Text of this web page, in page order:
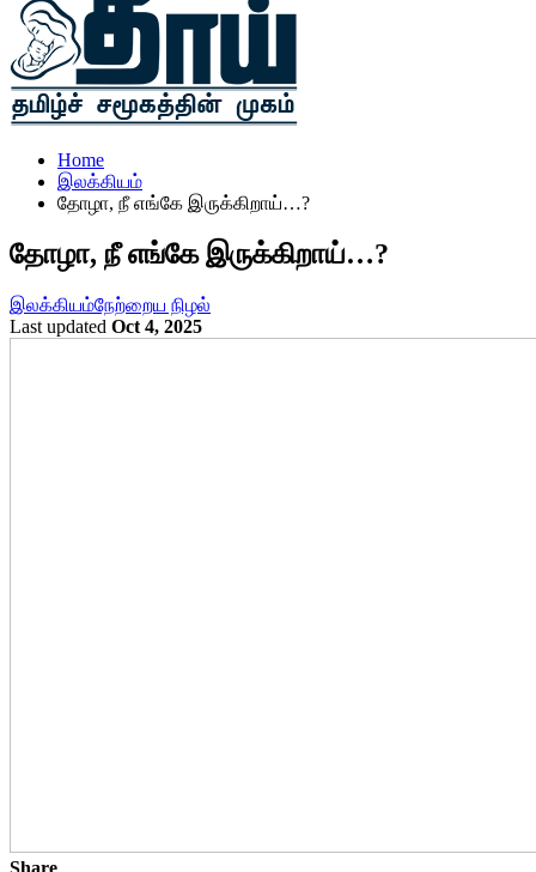
Home
இலக்கியம்
தோழா, நீ எங்கே இருக்கிறாய்…?
தோழா, நீ எங்கே இருக்கிறாய்…?
இலக்கியம்நேற்றைய நிழல்
Last updated Oct 4, 2025
Share